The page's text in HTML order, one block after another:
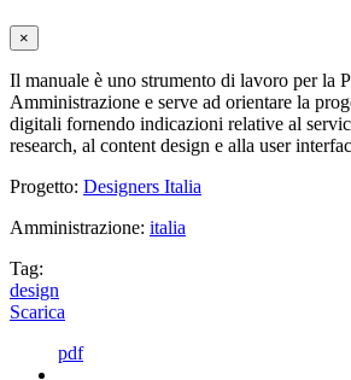
×
Il manuale è uno strumento di lavoro per la
Amministrazione e serve ad orientare la
digitali fornendo indicazioni relative al
research, al content design e alla user
Progetto: Designers Italia
Amministrazione: italia
Tag:
design
Scarica
pdf